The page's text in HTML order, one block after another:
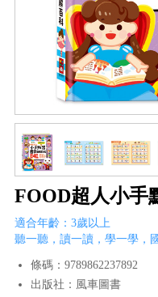
FOOD超人小手
適合年齡：3歲以上
聽一聽，讀一讀，學一學，
條碼：9789862237892
出版社：風車圖書